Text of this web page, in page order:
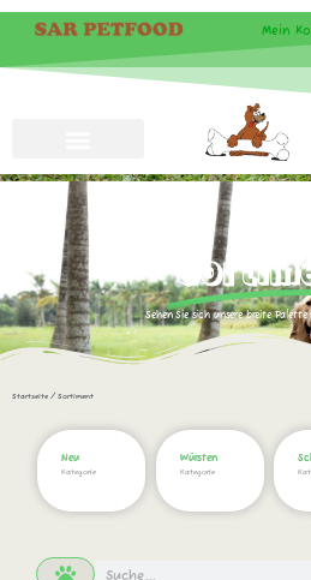
Mein
Sehen Sie sich unsere breite
Startseite / Sortiment
Neu
Kategorie
Würsten
Kategorie